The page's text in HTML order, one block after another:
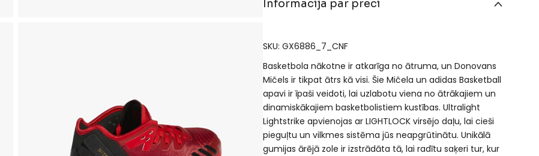
Informācija par preci
SKU: GX6886_7_CNF
Basketbola nākotne ir atkarīga no ātruma, un Donovans
Mičels ir tikpat ātrs kā visi. Šie Mičela un adidas Basketball
apavi ir īpaši veidoti, lai uzlabotu viena no ātrākajiem un
dinamiskākajiem basketbolistiem kustības. Ultralight
Lightstrike apvienojas ar LIGHTLOCK virsējo daļu, lai cieši
pieguļtu un vilkmes sistēma jūs neapgrūtinātu. Unikālā
gumijas ārējā zole ir izstrādāta tā, lai radītu saķeri tur, kur